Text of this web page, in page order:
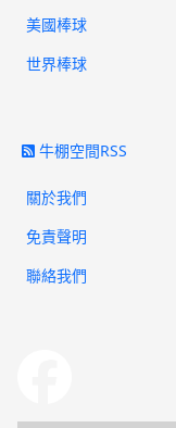
美國棒球
世界棒球
牛棚空間RSS
關於我們
免責聲明
聯絡我們